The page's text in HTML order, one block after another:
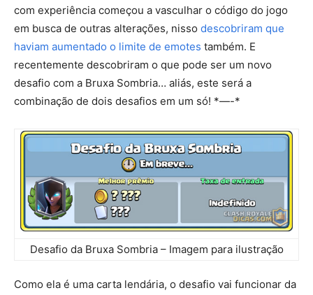
com experiência começou a vasculhar o código do jogo
em busca de outras alterações, nisso descobriram que
haviam aumentado o limite de emotes também. E
recentemente descobriram o que pode ser um novo
desafio com a Bruxa Sombria… aliás, este será a
combinação de dois desafios em um só! *—-*
Desafio da Bruxa Sombria – Imagem para ilustração
Como ela é uma carta lendária, o desafio vai funcionar da